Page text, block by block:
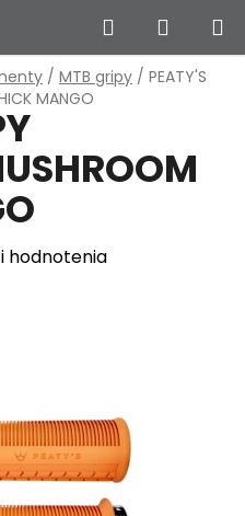
Hľadať
KOŠÍK
/ MTB gripy / PEATY'S
MANGO
hodnotenia